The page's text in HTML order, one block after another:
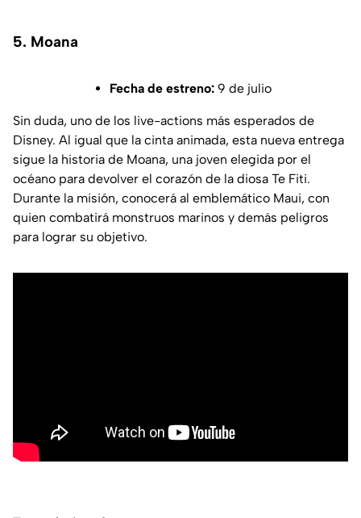
5. Moana
Fecha de estreno:9 de julio
Sin duda, uno de los live-actions más esperados de
Disney. Al igual que la cinta animada, esta nueva entrega
sigue la historia de Moana, una joven elegida por el
océano para devolver el corazón de la diosa Te Fiti.
Durante la misión, conocerá al emblemático Maui, con
quien combatirá monstruos marinos y demás peligros
para lograr su objetivo.